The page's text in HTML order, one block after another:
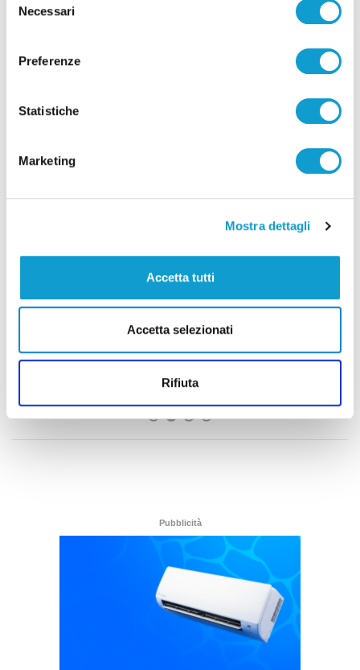
delNecessari
Preferenze
Statistiche
Marketing
Mostra dettagli
Accetta tutti
Accetta selezionati
Rifiuta
Correlati
Stampavano soldi falsi nel Chietino: 5 misure
cautelari, tra cui 2 ad Ascoli Piceno
Pubblicità